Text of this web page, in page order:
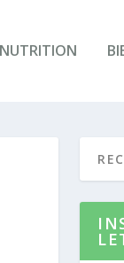
NUTRITION